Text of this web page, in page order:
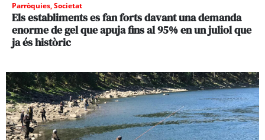
Parròquies,Societat
Els establiments es fan forts davant una demanda
enorme de gel que apuja fins al 95% en un juliol que
ja és històric